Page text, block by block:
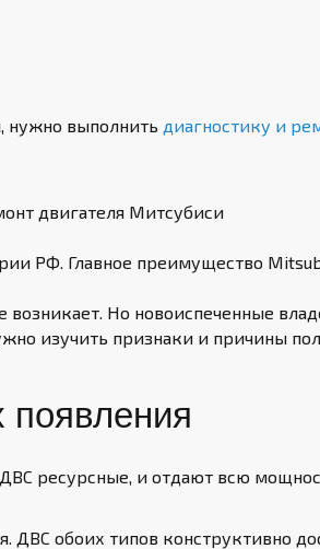
нужно выполнить диагностику и
РФ. Главное преимущество
Но новоиспеченные
изучить признаки и причины
появления
ДВС ресурсные, и отдают всю
ДВС обоих типов конструктивно